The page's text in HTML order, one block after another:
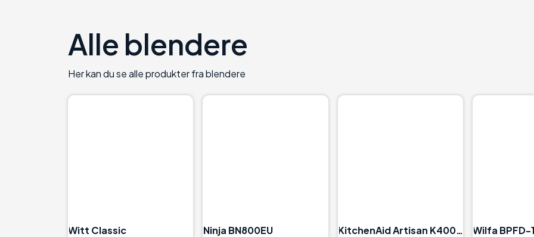
Alle blendere
Her kan du se alle produkter frablendere
Witt Classic
Ninja BN800EU
KitchenAid Artisan K400 5KSB4026EBK
Wilfa BPFD-